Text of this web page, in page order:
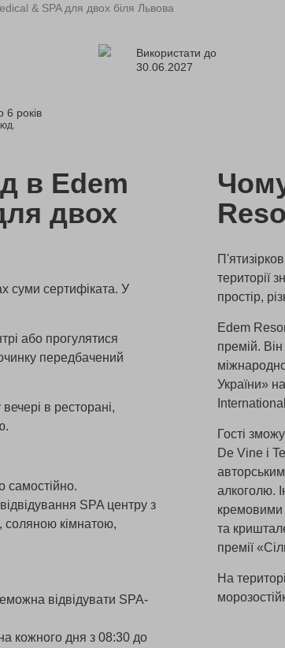
& SPA для двох біля Львова
Використати до
30.06.2027
6 років
в Edem
двох
суми сертифіката. У
або прогулятися
передбачений
в ресторані,
самостійно.
SPA центру з
соляною кімнатою,
відвідувати SPA-
кожного дня з 08:30 до
території
простір,
Edem
премій.
України»
Гості
De Vine і
алкоголю.
кремовими
та
премії
На